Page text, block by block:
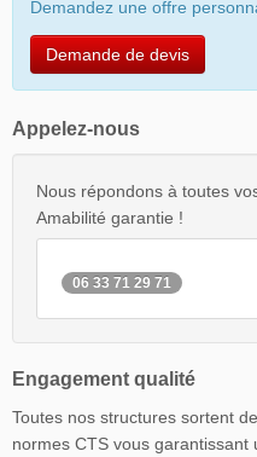
Demandez une offre
Demande de devis
Appelez-nous
Nous répondons à toutes
Amabilité garantie !
06 33 71 29 71
Engagement qualité
Toutes nos structures sortent
normes CTS vous garantissant